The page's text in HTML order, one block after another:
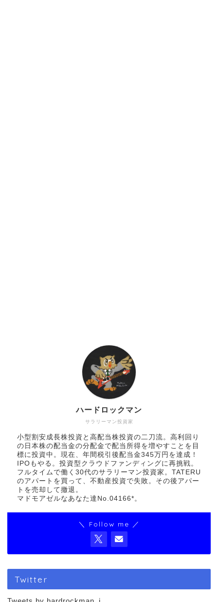
サラリーマン投資家
ハードロックマン
小型割安成長株投資と高配当株投資の二刀流。高利回り
の日本株の配当金の分配金で配当所得を増やすことを目
標に投資中。現在、年間税引後配当金345万円を達成！
IPOもやる。投資型クラウドファンディングに再挑戦。
フルタイムで働く30代のサラリーマン投資家。TATERU
のアパートを買って、不動産投資で失敗。その後アパー
トを売却して撤退。
マドモアゼルなあなた達No.04166*。
＼ Follow me ／
Twitter